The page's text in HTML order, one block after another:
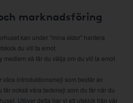
marknadsföring
kan under "mina sidor" hantera
du vill ta emot.
medlem så får du välja om du vill ta emot
våra introduktionsmejl som består av
får också våra tackmejl som du får när du
Utöver detta har vi ett utskick från vår